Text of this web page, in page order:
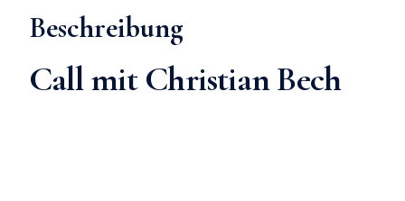
Beschreibung
Call mit Christian Bech